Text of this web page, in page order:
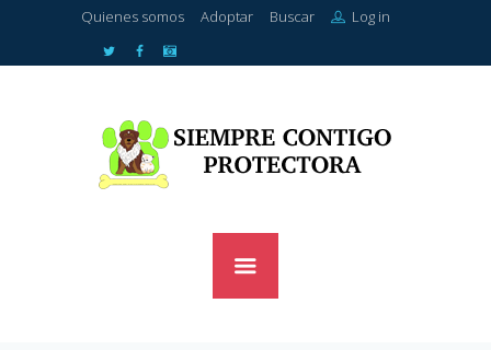
Quienes somos Adoptar Buscar Log in